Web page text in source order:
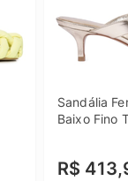
Sandália
Baixo Fino
R$